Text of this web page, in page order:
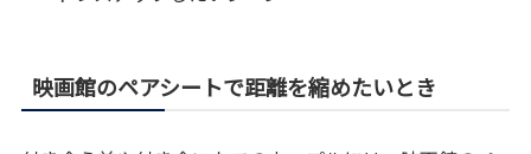
映画館のペアシートで距離を縮めたいとき